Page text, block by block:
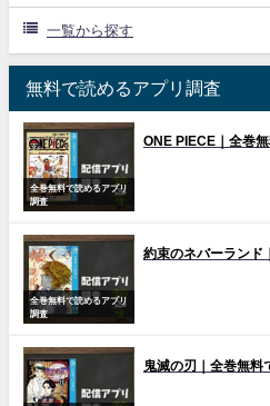
一覧から探す
無料で読めるアプリ調査
全巻無料で読めるアプリ
調査
ONE PIECE｜全巻
全巻無料で読めるアプリ
調査
約束のネバーランド
鬼滅の刃｜全巻無料